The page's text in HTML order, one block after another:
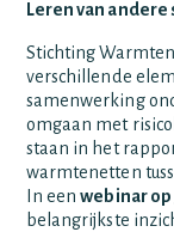
Leren van
Stichting
verschillende
samenwerking
omgaan met
staan in het
warmtenetten
In eenwebinar op
belangrijkste